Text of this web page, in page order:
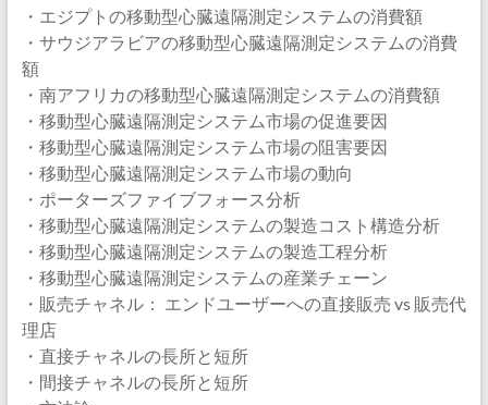
・エジプトの移動型心臓遠隔測定システムの消費額
・サウジアラビアの移動型心臓遠隔測定システムの消費
額
・南アフリカの移動型心臓遠隔測定システムの消費額
・移動型心臓遠隔測定システム市場の促進要因
・移動型心臓遠隔測定システム市場の阻害要因
・移動型心臓遠隔測定システム市場の動向
・ポーターズファイブフォース分析
・移動型心臓遠隔測定システムの製造コスト構造分析
・移動型心臓遠隔測定システムの製造工程分析
・移動型心臓遠隔測定システムの産業チェーン
・販売チャネル： エンドユーザーへの直接販売 vs 販売代
理店
・直接チャネルの長所と短所
・間接チャネルの長所と短所